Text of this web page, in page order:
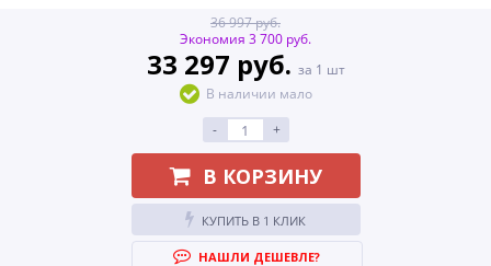
36 997 руб.
Экономия 3 700 руб.
33 297 руб. за 1 шт
В наличии мало
-
+
В КОРЗИНУ
КУПИТЬ В 1 КЛИК
НАШЛИ ДЕШЕВЛЕ?